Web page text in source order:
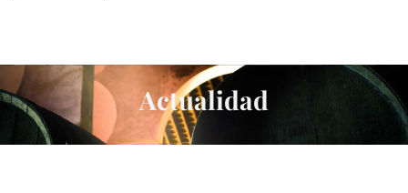
Actualidad